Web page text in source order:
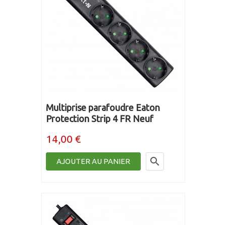
Multiprise parafoudre Eaton
Protection Strip 4 FR Neuf
14,00 €
AJOUTER AU PANIER 